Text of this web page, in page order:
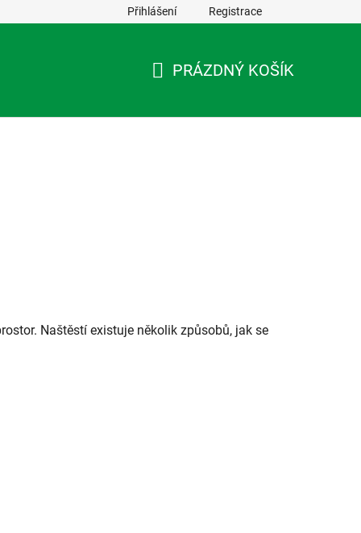
Přihlášení Registrace
PRÁZDNÝ KOŠÍK
Naštěstí existuje několik způsobů, jak se